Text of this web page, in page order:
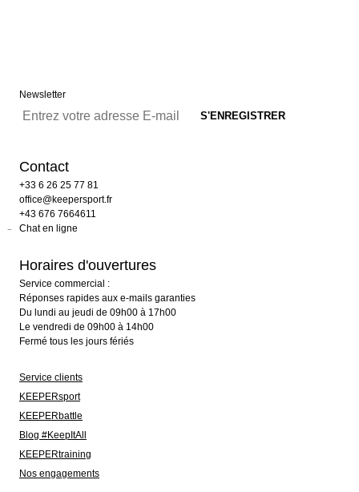
Newsletter
Contact
+33 6 26 25 77 81
office@keepersport.fr
+43 676 7664611
Chat en ligne
Horaires d'ouvertures
Service commercial :
Réponses rapides aux e-mails garanties
Du lundi au jeudi de 09h00 à 17h00
Le vendredi de 09h00 à 14h00
Fermé tous les jours fériés
Service clients
KEEPERsport
KEEPERbattle
Blog #KeepItAll
KEEPERtraining
Nos engagements